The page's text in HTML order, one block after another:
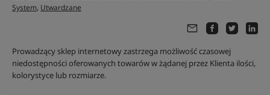
System, Utwardzane
Prowadzący sklep internetowy zastrzega możliwość czasowej
niedostępności oferowanych towarów w żądanej przez Klienta ilości,
kolorystyce lub rozmiarze.